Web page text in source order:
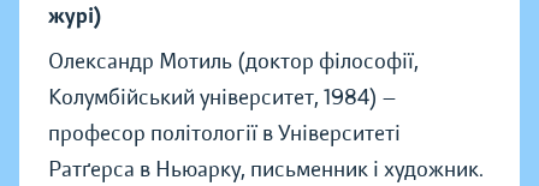
журі)
Олександр Мотиль (доктор філософії,
Колумбійський університет, 1984) —
професор політології в Університеті
Ратґерса в Ньюарку, письменник і художник.